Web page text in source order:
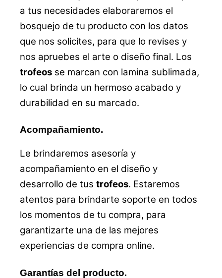
a tus necesidades elaboraremos el
bosquejo de tu producto con los datos
que nos solicites, para que lo revises y
nos apruebes el arte o diseño final. Los
trofeos se marcan con lamina sublimada,
lo cual brinda un hermoso acabado y
durabilidad en su marcado.
Acompañamiento.
Le brindaremos asesoría y
acompañamiento en el diseño y
desarrollo de tus trofeos. Estaremos
atentos para brindarte soporte en todos
los momentos de tu compra, para
garantizarte una de las mejores
experiencias de compra online.
Garantías del producto.